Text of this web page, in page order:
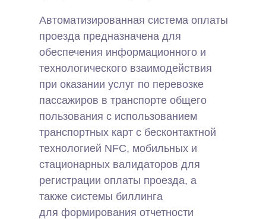
Автоматизированная система оплаты
проезда предназначена для
обеспечения информационного и
технологического взаимодействия
при оказании услуг по перевозке
пассажиров в транспорте общего
пользования с использованием
транспортных карт с бесконтактной
технологией NFC, мобильных и
стационарных валидаторов для
регистрации оплаты проезда, а
также системы биллинга
для формирования отчетности